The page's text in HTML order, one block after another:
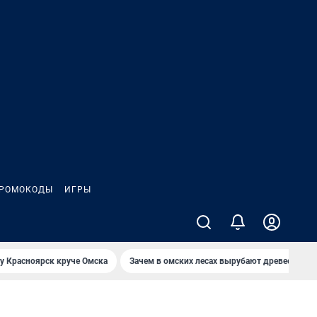
ИГРЫ
Красноярск круче Омска Зачем в омских лесах вырубают древесину